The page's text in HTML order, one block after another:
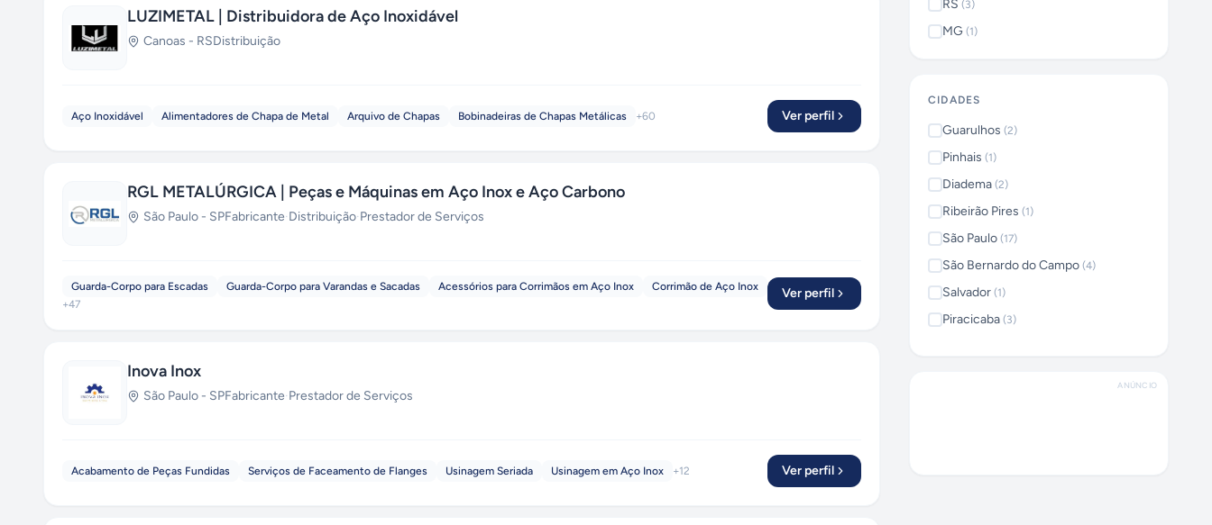
LUZIMETAL | Distribuidora de Aço Inoxidável
Canoas - RSDistribuição
Aço Inoxidável Alimentadores de Chapa de Metal Arquivo de Chapas Bobinadeiras de Chapas Metálicas +60 Ver perfil
RGL METALÚRGICA | Peças e Máquinas em Aço Inox e Aço Carbono
São Paulo - SPFabricante·Distribuição·Prestador de Serviços
Guarda-Corpo para Escadas Guarda-Corpo para Varandas e Sacadas Acessórios para Corrimãos em Aço Inox
Corrimão de Aço Inox
+47
Ver perfil
Inova Inox
São Paulo - SPFabricante·Prestador de Serviços
Acabamento de Peças Fundidas Serviços de Faceamento de Flanges Usinagem Seriada Usinagem em Aço Inox +12 Ver perfil
RS (3)
MG (1)
CIDADES
Guarulhos (2)
Pinhais (1)
Diadema (2)
Ribeirão Pires (1)
São Paulo (17)
São Bernardo do Campo (4)
Salvador (1)
Piracicaba (3)
ANÚNCIO